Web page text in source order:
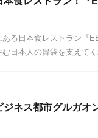
ある日本食レストラン『
む日本人の胃袋を支えて
ジネス都市グルガオ